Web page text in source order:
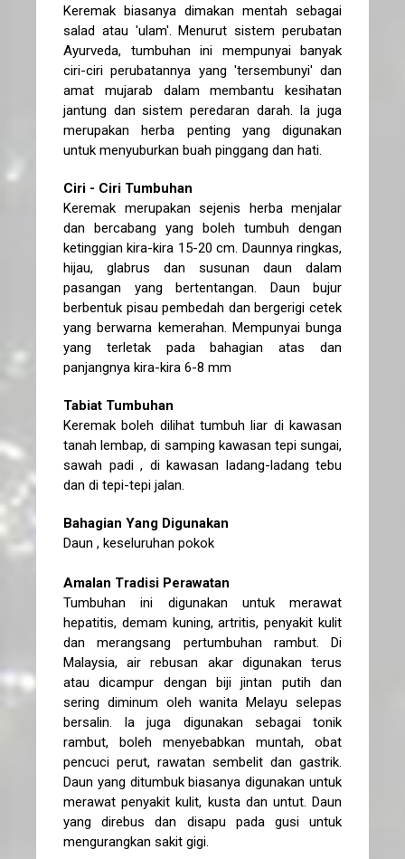
Keremak biasanya dimakan mentah sebagai
salad atau 'ulam'. Menurut sistem perubatan
Ayurveda, tumbuhan ini mempunyai banyak
ciri-ciri perubatannya yang 'tersembunyi' dan
amat mujarab dalam membantu kesihatan
jantung dan sistem peredaran darah. Ia juga
merupakan herba penting yang digunakan
untuk menyuburkan buah pinggang dan hati.
Ciri - Ciri Tumbuhan
Keremak merupakan sejenis herba menjalar
dan bercabang yang boleh tumbuh dengan
ketinggian kira-kira 15-20 cm. Daunnya ringkas,
hijau, glabrus dan susunan daun dalam
pasangan yang bertentangan. Daun bujur
berbentuk pisau pembedah dan bergerigi cetek
yang berwarna kemerahan. Mempunyai bunga
yang terletak pada bahagian atas dan
panjangnya kira-kira 6-8 mm
Tabiat Tumbuhan
Keremak boleh dilihat tumbuh liar di kawasan
tanah lembap, di samping kawasan tepi sungai,
sawah padi , di kawasan ladang-ladang tebu
dan di tepi-tepi jalan.
Bahagian Yang Digunakan
Daun , keseluruhan pokok
Amalan Tradisi Perawatan
Tumbuhan ini digunakan untuk merawat
hepatitis, demam kuning, artritis, penyakit kulit
dan merangsang pertumbuhan rambut. Di
Malaysia, air rebusan akar digunakan terus
atau dicampur dengan biji jintan putih dan
sering diminum oleh wanita Melayu selepas
bersalin. Ia juga digunakan sebagai tonik
rambut, boleh menyebabkan muntah, obat
pencuci perut, rawatan sembelit dan gastrik.
Daun yang ditumbuk biasanya digunakan untuk
merawat penyakit kulit, kusta dan untut. Daun
yang direbus dan disapu pada gusi untuk
mengurangkan sakit gigi.